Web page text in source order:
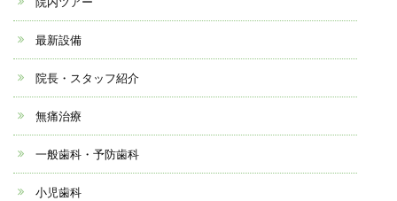
最新設備
院長・スタッフ紹介
無痛治療
一般歯科・予防歯科
小児歯科